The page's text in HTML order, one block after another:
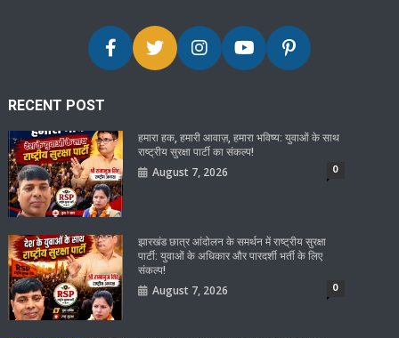
RECENT POST
हमारा हक, हमारी आवाज़, हमारा भविष्य: युवाओं के साथ
राष्ट्रीय सुरक्षा पार्टी का संकल्प!
August 7, 2026 0
झारखंड छात्र आंदोलन के समर्थन में राष्ट्रीय सुरक्षा
पार्टी: युवाओं के अधिकार और पारदर्शी भर्ती के लिए
संकल्प!
August 7, 2026 0